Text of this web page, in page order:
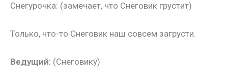
Снегурочка: (замечает, что Снеговик грустит)
Только, что-то Снеговик наш совсем загрусти.
Ведущий: (Снеговику)